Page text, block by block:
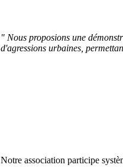
" Nous proposions une
d'agressions urbaines,
Notre association participe